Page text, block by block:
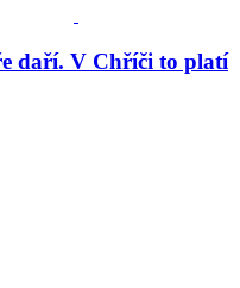
daří. V Chříči to platí